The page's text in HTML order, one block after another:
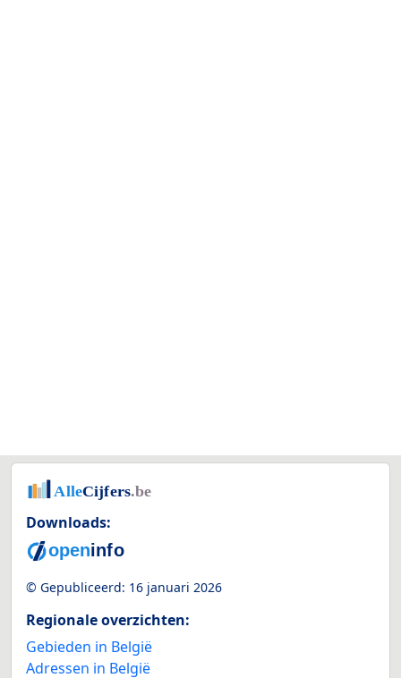
Downloads:
© Gepubliceerd: 16 januari 2026
Regionale overzichten:
Gebieden in België
Adressen in België